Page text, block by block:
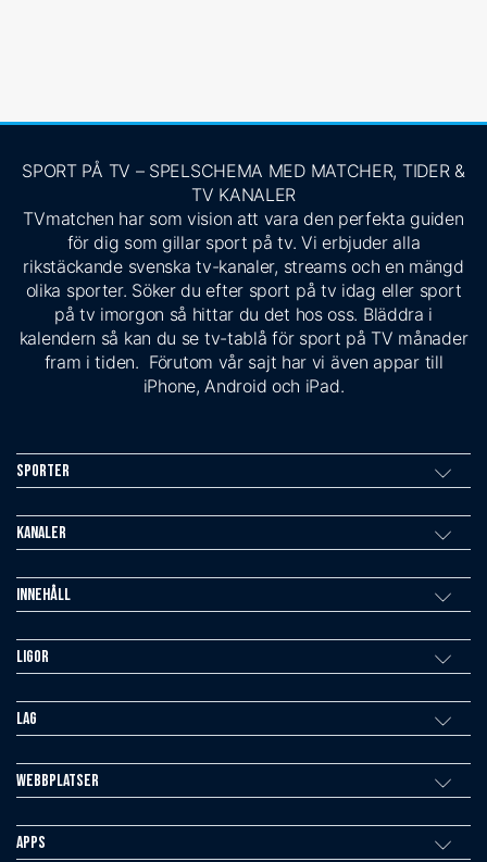
SPORT PÅ TV – SPELSCHEMA MED MATCHER, TIDER &
TV KANALER
TVmatchen har som vision att vara den perfekta guiden
för dig som gillar sport på tv. Vi erbjuder alla
rikstäckande svenska tv-kanaler, streams och en mängd
olika sporter. Söker du efter sport på tv idag eller sport
på tv imorgon så hittar du det hos oss. Bläddra i
kalendern så kan du se tv-tablå för sport på TV månader
fram i tiden. Förutom vår sajt har vi även appar till
iPhone, Android och iPad.
Sporter
Kanaler
Innehåll
Ligor
Lag
Webbplatser
Apps